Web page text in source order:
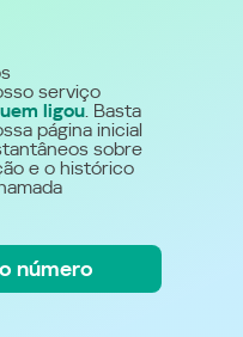
serviço
ligou. Basta
página inicial
sobre
e o histórico
número